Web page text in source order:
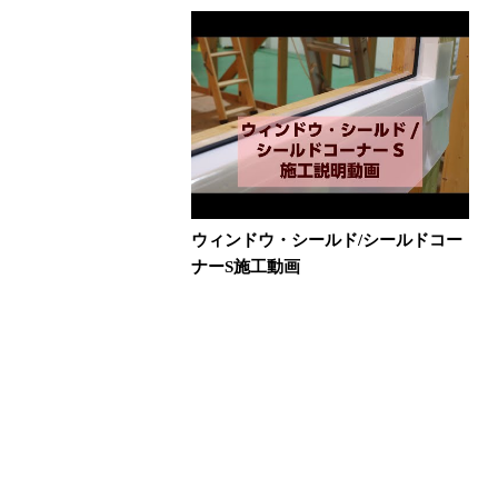
ウィンドウ・シールド/シールドコー
ナーS施工動画